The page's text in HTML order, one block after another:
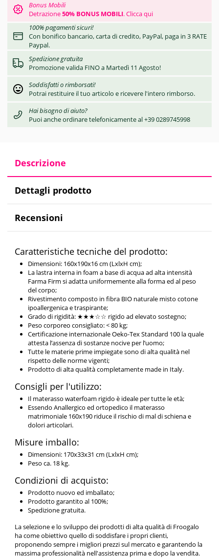
Bonus Mobili
Detrazione50% BONUS MOBILI.Clicca qui
100% pagamenti sicuri!
Con bonifico bancario, carta di credito, PayPal, paga in 3 RATE
Paypal.
Spedizione gratuita
Promozione valida FINO a Martedì 11 Agosto!
Soddisfatti o rimborsati!
Potrai restituire il tuo articolo e ricevere l'intero rimborso.
Hai bisogno di aiuto?
Puoi anche ordinare telefonicamente al +39 0289745998
Descrizione
Dettagli prodotto
Recensioni
Caratteristiche tecniche del prodotto:
Dimensioni: 160x190x16 cm (LxlxH cm);
La lastra interna in foam a base di acqua ad alta intensità
Farma Firm si adatta uniformemente alla forma ed al peso
del corpo;
Rivestimento composto in fibra BIO naturale misto cotone
ipoallergenica e traspirante;
Grado di rigidità: ★★★☆☆ rigido ad elevato sostegno;
Peso corporeo consigliato: < 80 kg;
Certificazione internazionale Oeko-Tex Standard 100 la quale
attesta l’assenza di sostanze nocive per l’uomo;
Tutte le materie prime impiegate sono di alta qualità nel
rispetto delle norme vigenti;
Prodotto di alta qualità completamente made in Italy.
Consigli per l'utilizzo:
Il materasso waterfoam rigido è ideale per tutte le età;
Essendo Anallergico ed ortopedico il materasso
matrimoniale 160x190 riduce il rischio di mal di schiena e
dolori articolari.
Misure imballo:
Dimensioni: 170x33x31 cm (LxlxH cm);
Peso ca. 18 kg.
Condizioni di acquisto:
Prodotto nuovo ed imballato;
Prodotto garantito al 100%;
Spedizione gratuita.
La selezione e lo sviluppo dei prodotti di alta qualità di Froogalo
ha come obiettivo quello di soddisfare i propri clienti,
proponendo sempre i migliori prezzi sul mercato e garantendo la
massima professionalità nell'assistenza prima e dopo la vendita.